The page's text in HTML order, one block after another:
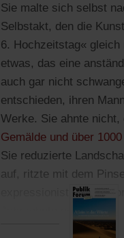
Sie malte sich selbst
Selbstakt, den die
6. Hochzeitstag« gleich
etwas, das eine
auch gar nicht
entschieden, ihren
Werke. Sie ahnte
Gemälde und über
Sie reduzierte
auf, ritzte mit dem
expressionistisch,
Jahrzehnte gelebt?